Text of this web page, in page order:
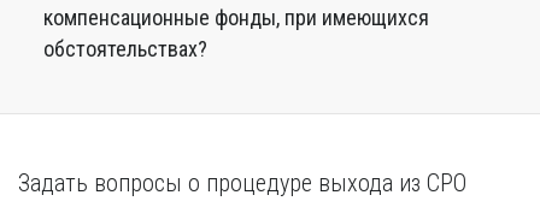
компенсационные фонды, при имеющихся
обстоятельствах?
Задать вопросы о процедуре выхода из СРО